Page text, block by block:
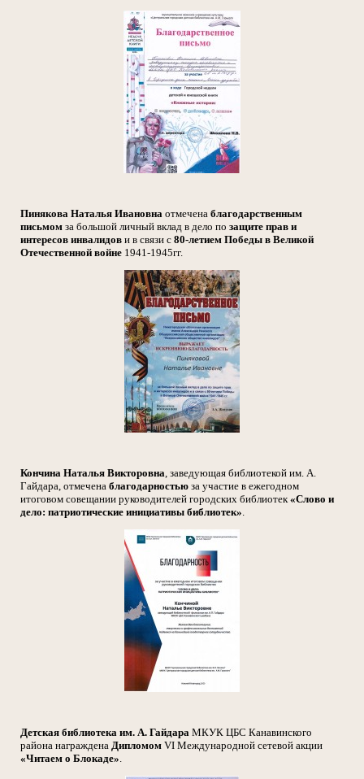
Пинякова Наталья Ивановна отмечена благодарственным
письмом за большой личный вклад в дело по защите прав и
интересов инвалидов и в связи с 80-летием Победы в Великой
Отечественной войне 1941-1945гг.
Кончина Наталья Викторовна, заведующая библиотекой им. А.
Гайдара, отмечена благодарностью за участие в ежегодном
итоговом совещании руководителей городских библиотек«Слово и
дело: патриотические инициативы библиотек».
Детская библиотека им. А. Гайдара МКУК ЦБС Канавинского
района награждена Дипломом VI Международной сетевой акции
«Читаем о Блокаде».